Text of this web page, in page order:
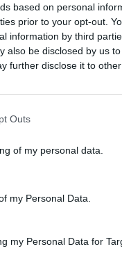
based on personal
prior to your opt-out.
information by third
also be disclosed by us
further disclose it to
Outs
of my personal data.
my Personal Data.
my Personal Data for